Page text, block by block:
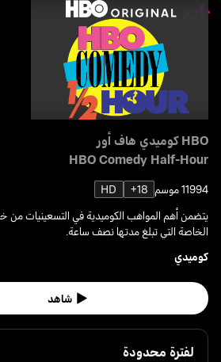
HBO كوميدي هاف أور
HBO Comedy Half-Hour
19941 موسم 18+
HD
يتضمن أهم المواهب الكوميدية في التسعينيات من
الخاصة التي تبلغ مدتها نصف ساعة.
كوميدي
شاهد
لفترة محدودة